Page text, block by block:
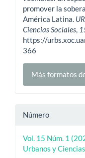
promover la
América Latina.
Ciencias Sociales
https://
366
Más formatos
Número
Vol. 15 Núm. 1
Urbanos y